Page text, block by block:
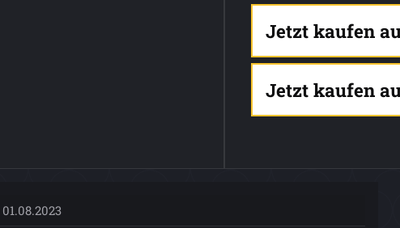
Jetzt kaufen
Jetzt kaufen
01.08.2023